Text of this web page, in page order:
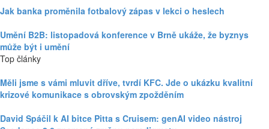
Jak banka proměnila fotbalový zápas v lekci o heslech
Umění B2B: listopadová konference v Brně ukáže, že byznys
může být i umění
Top články
Měli jsme s vámi mluvit dříve, tvrdí KFC. Jde o ukázku kvalitní
krizové komunikace s obrovským zpožděním
David Spáčil k AI bitce Pitta s Cruisem: genAI video nástroj